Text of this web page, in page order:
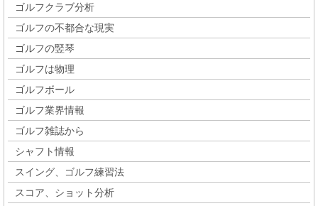
ゴルフクラブ分析
ゴルフの不都合な現実
ゴルフの竪琴
ゴルフは物理
ゴルフボール
ゴルフ業界情報
ゴルフ雑誌から
シャフト情報
スイング、ゴルフ練習法
スコア、ショット分析